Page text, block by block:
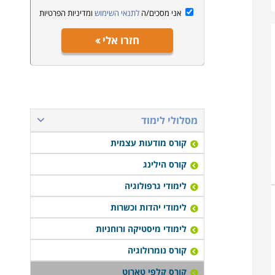
אני מסכים/הלתנאי השימוש ומדיניות הפרטיות
חזרו אלי
מסלולי לימוד
קורס מודעות עצמית
קורס הילינג
לימודי גרפולוגיה
לימודי יהדות וכשרות
לימודי מיסטיקה ורוחניות
קורס נומרולוגיה
קורס קלפי טארוט